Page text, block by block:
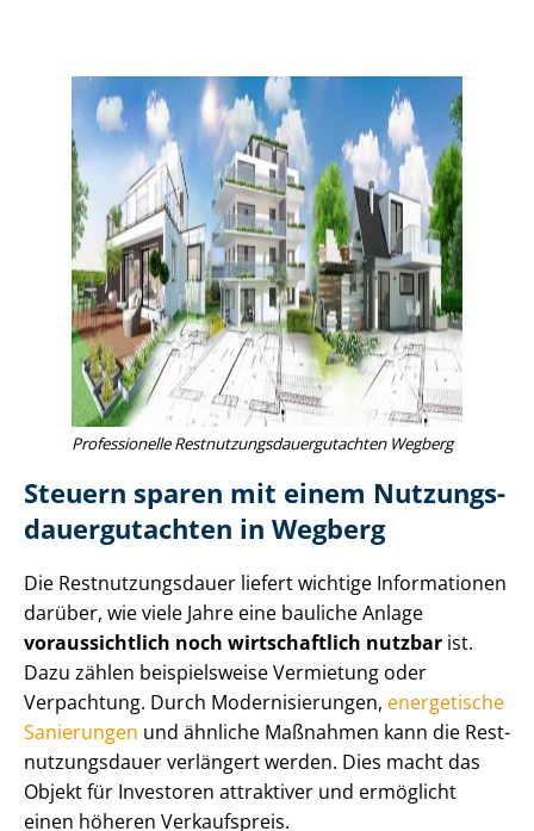
Professionelle Rest­nut­zungs­dau­er­gut­ach­ten Wegberg
Steuern sparen mit einem Nut­zungs­
dau­er­gut­ach­ten in Wegberg
Die Rest­nut­zungs­dau­er liefert wichtige Informationen
darüber, wie viele Jahre eine bauliche Anlage
voraussichtlich noch wirtschaftlich nutzbar ist.
Dazu zählen beispielsweise Vermietung oder
Verpachtung. Durch Mo­der­ni­sie­run­gen, energetische
Sanierungen und ähnliche Maßnahmen kann die Rest­
nut­zungs­dau­er verlängert werden. Dies macht das
Objekt für Investoren attraktiver und ermöglicht
einen höheren Verkaufspreis.